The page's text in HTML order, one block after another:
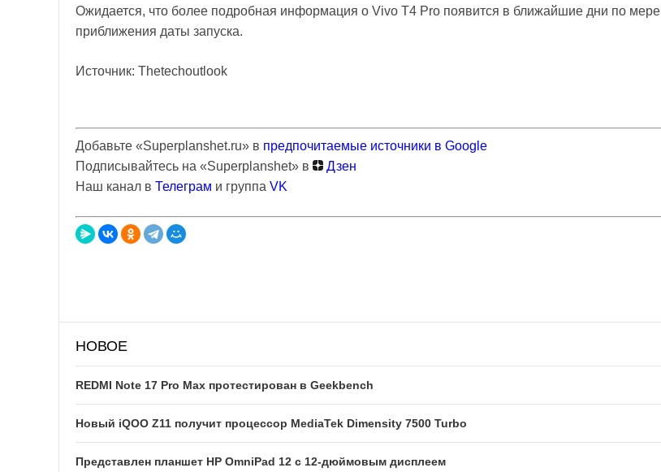
Ожидается, что более подробная информация о Vivo T4 Pro появится в ближайшие дни по мере
приближения даты запуска.
Источник: Thetechoutlook
Добавьте «Superplanshet.ru» в предпочитаемые источники в Google
Подписывайтесь на «Superplanshet» в
Дзен
Наш канал в Телеграм и группа VK
НОВОЕ
REDMI Note 17 Pro Max протестирован в Geekbench
Новый iQOO Z11 получит процессор MediaTek Dimensity 7500 Turbo
Представлен планшет HP OmniPad 12 с 12-дюймовым дисплеем